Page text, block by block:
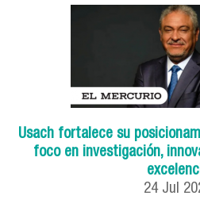
Usach fortalece su
foco en investigación,
24 Jul